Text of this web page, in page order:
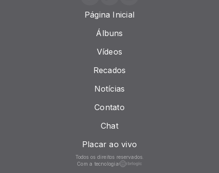
Página Inicial
Álbuns
Vídeos
Recados
Notícias
Contato
Chat
Placar ao vivo
Todos os direitos reservados.
Com a tecnologia